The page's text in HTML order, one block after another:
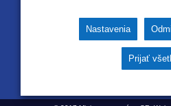
Tento projekt je podporený z
fondu
Nastavenia
Prijať